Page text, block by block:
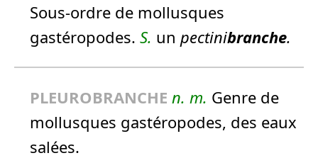
Sous-ordre de mollusques
gastéropodes. S. un pectinibranche.
PLEUROBRANCHE n. m. Genre de
mollusques gastéropodes, des eaux
salées.